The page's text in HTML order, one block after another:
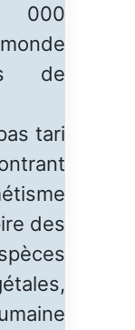
000
de
tari
des